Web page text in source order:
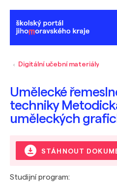
Digitální učební materiály
Umělecké
techniky
uměleckých
STÁHNOUT
Studijní program: